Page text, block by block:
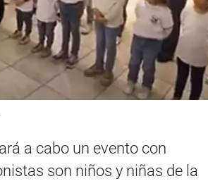
a cabo un evento con
son niños y niñas de la